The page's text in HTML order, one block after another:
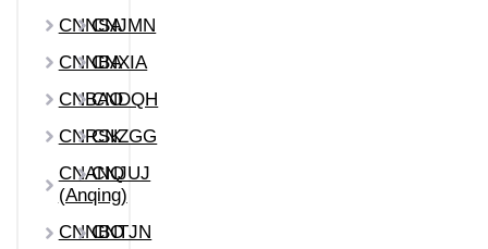
CNNSACNJMN
CNNBA
CNXIA
CNBAOCNDQH
CNRSKCNZGG
CNANQ
(Anqing)
CNJUJ
CNNBO
CNTJN